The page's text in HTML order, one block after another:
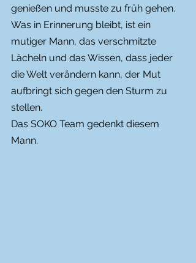
genießen und musste zu früh gehen.
Was in Erinnerung bleibt, ist ein
mutiger Mann, das verschmitzte
Lächeln und das Wissen, dass jeder
die Welt verändern kann, der Mut
aufbringt sich gegen den Sturm zu
stellen.
Das SOKO Team gedenkt diesem
Mann.